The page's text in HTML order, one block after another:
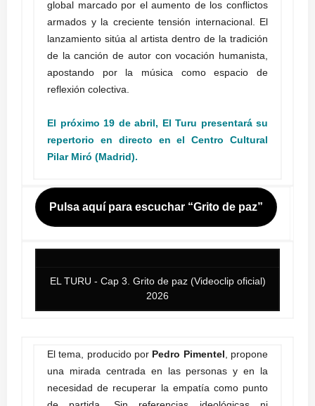
global marcado por el aumento de los conflictos
armados y la creciente tensión internacional. El
lanzamiento sitúa al artista dentro de la tradición
de la canción de autor con vocación humanista,
apostando por la música como espacio de
reflexión colectiva.
El próximo 19 de abril, El Turu presentará su
repertorio en directo en el Centro Cultural
Pilar Miró (Madrid).
Pulsa aquí para escuchar “Grito de paz”
EL TURU - Cap 3. Grito de paz (Videoclip oficial)
2026
El tema, producido por Pedro Pimentel , propone
una mirada centrada en las personas y en la
necesidad de recuperar la empatía como punto